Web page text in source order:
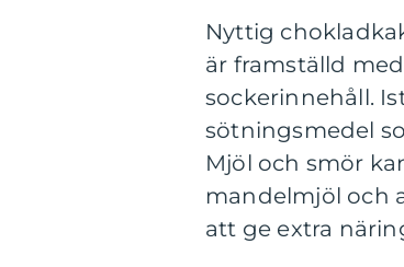
Nyttig
är framställd
sockerinnehåll.
sötningsmedel
Mjöl och smör
mandelmjöl och
att ge extra